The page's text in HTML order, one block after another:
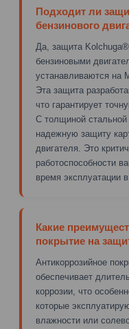
Подходит ли
бензинового
Да, защита
бензиновыми
устанавливаются на
Эта защита
что гарантирует
С толщиной стальной
надежную защиту
двигателя. Это
работоспособности
время эксплуатации
Какие
покрытие на
Антикоррозийное
обеспечивает
коррозии, что
которые
влажности или